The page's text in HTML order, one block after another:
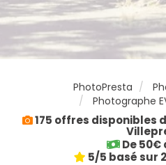
PhotoPresta
Photographe
175 offres disponibles
De 50€
5/5 basé sur